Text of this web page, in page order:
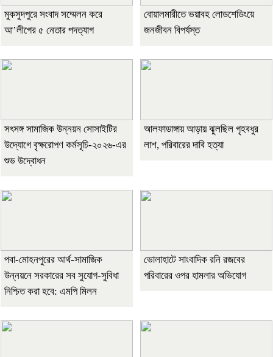
মুকসুদপুরে সংবাদ সম্মেলন করে
আ’লীগের ৫ নেতার পদত্যাগ
বোয়ালমারীতে ভয়াবহ লোডশেডিংয়ে
জনজীবন বিপর্যস্ত
সৎসঙ্গ সামাজিক উন্নয়ন সোসাইটির
উদ্যোগে বৃক্ষরোপণ কর্মসূচি-২০২৬-এর
শুভ উদ্বোধন
আলফাডাঙ্গায় আড়ায় ঝুলছিল গৃহবধুর
লাশ, পরিবারের দাবি হত্যা
পবা-মোহনপুরের আর্থ-সামাজিক
উন্নয়নে সরকারের সব সুযোগ-সুবিধা
নিশ্চিত করা হবে: এমপি মিলন
ভোলাহাটে সাংবাদিক রনি রজবের
পরিবারের ওপর হামলার অভিযোগ